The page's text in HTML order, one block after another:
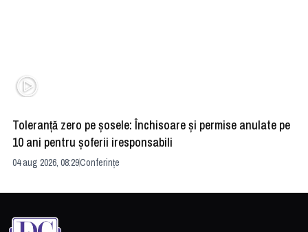
Toleranță zero pe șosele: Închisoare și permise anulate pe
10 ani pentru șoferii iresponsabili
04 aug 2026, 08:29Conferințe